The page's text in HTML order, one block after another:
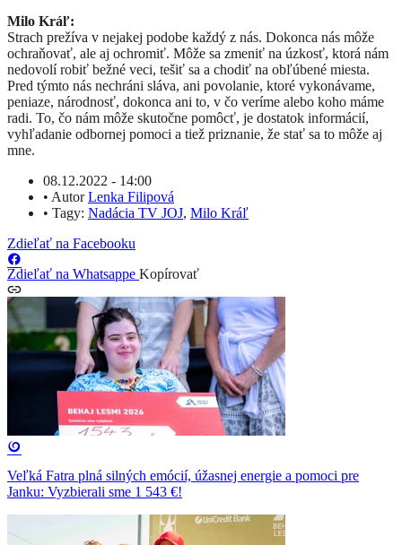
Milo Kráľ:
Strach prežíva v nejakej podobe každý z nás. Dokonca nás môže
ochraňovať, ale aj ochromiť. Môže sa zmeniť na úzkosť, ktorá nám
nedovolí robiť bežné veci, tešiť sa a chodiť na obľúbené miesta.
Pred týmto nás nechráni sláva, ani povolanie, ktoré vykonávame,
peniaze, národnosť, dokonca ani to, v čo veríme alebo koho máme
radi. To, čo nám môže skutočne pomôcť, je dostatok informácií,
vyhľadanie odbornej pomoci a tiež priznanie, že stať sa to môže aj
mne.
08.12.2022 - 14:00
• AutorLenka Filipová
• Tagy: Nadácia TV JOJ, Milo Kráľ
Zdieľať na Facebooku
Zdieľať na Whatsappe Kopírovať
Veľká Fatra plná silných emócií, úžasnej energie a pomoci pre
Janku: Vyzbierali sme 1 543 €!